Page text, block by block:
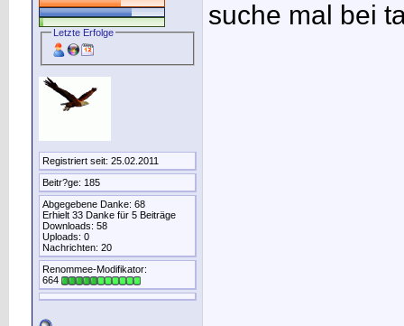
Letzte Erfolge
Registriert seit: 25.02.2011
Beitr?ge: 185
Abgegebene Danke: 68
Erhielt 33 Danke für 5 Beiträge
Downloads: 58
Uploads: 0
Nachrichten: 20
Renommee-Modifikator:
664
suche mal bei